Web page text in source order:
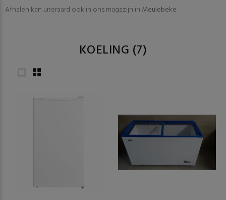
Afhalen kan uiteraard ook in ons magazijn in Meulebeke
KOELING (7)